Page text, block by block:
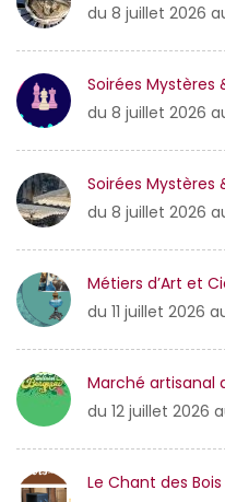
du 8 juillet 2026
Soirées Mystères
du 8 juillet 2026
Soirées Mystères
du 8 juillet 2026
Métiers d’Art et
du 11 juillet 2026
Marché artisanal
du 12 juillet 2026
Le Chant des Bois